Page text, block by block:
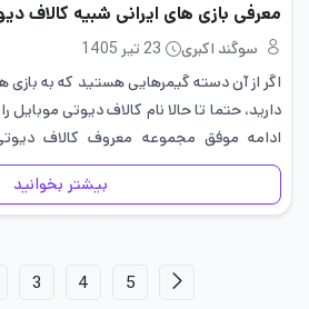
معرفی بازی های ایرانی شبیه کالاف
سوگند اکبری
23 تیر 1405
اگر از آن دسته گیمرهایی هستید که به بازی
دارید، حتما تا حالا نام کالاف دیوتی موبایل
ادامه موفق مجموعه معروف کالاف
طرفداران زیادی در…
بیشتر بخوانید
3 4 5